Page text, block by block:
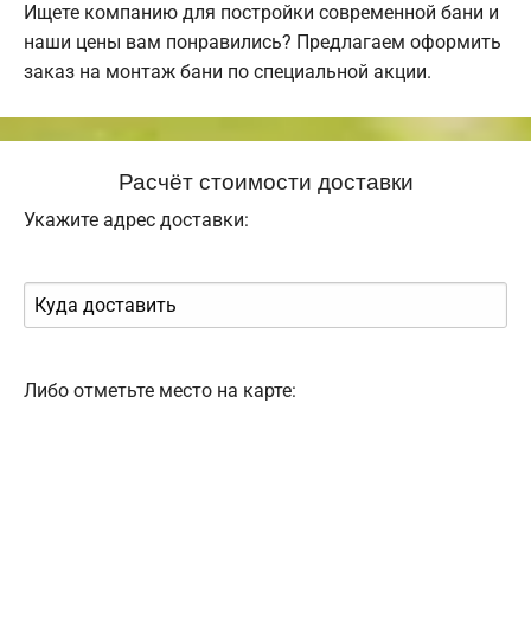
Ищете компанию для постройки современной бани и
наши цены вам понравились? Предлагаем оформить
заказ на монтаж бани по специальной акции.
Расчёт стоимости доставки
Укажите адрес доставки:
Либо отметьте место на карте: